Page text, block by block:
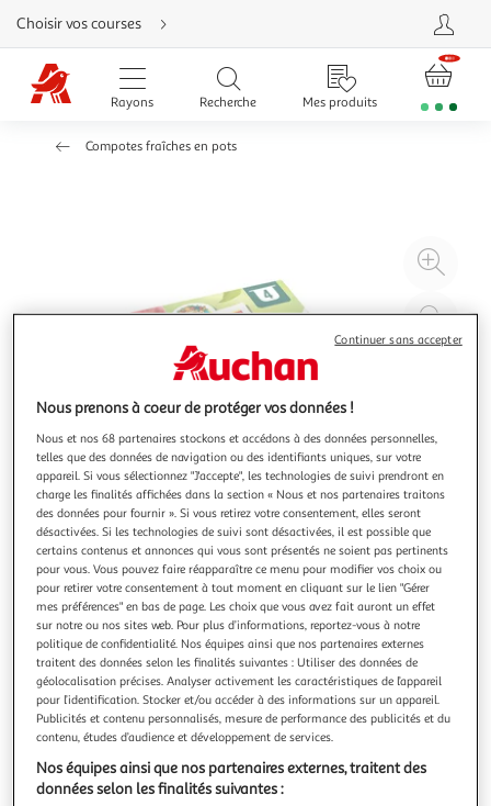
Aller
directement
au
contenu
Aller
directement
Aller
Choisir vos courses
Rayons Recherche Mes produits
Compotes fraîches en pots
à
4.8 (8)
ANDROS
Spécialité pomme avec morceaux
La meilleure chose qui puisse arriver à un fruit bien mûr ?
C'est d'être sélectionné par ANDROS. Découvrez le dessert
fruitier pomme en morceaux*: une recette aux morceaux
fondants de pomme pour encore plus de gourmandise.
(*sans conservateur, sans colorant conformément à la
réglementation). Andros,
En savoir +
Vous voulez connaître le prix de ce produit ?
Nous prenons à coeur de protéger vos données !
Nous et nos 68 partenaires stockons et accédons à des données personnelles,
telles que des données de navigation ou des identifiants uniques, sur votre
appareil. Si vous sélectionnez "J'accepte", les technologies de suivi prendront en
charge les finalités affichées dans la section « Nous et nos partenaires traitons
des données pour fournir ». Si vous retirez votre consentement, elles seront
désactivées. Si les technologies de suivi sont désactivées, il est possible que
certains contenus et annonces qui vous sont présentés ne soient pas pertinents
pour vous. Vous pouvez faire réapparaître ce menu pour modifier vos choix ou
pour retirer votre consentement à tout moment en cliquant sur le lien "Gérer
mes préférences" en bas de page. Les choix que vous avez fait auront un effet
sur notre ou nos sites web. Pour plus d’informations, reportez-vous à notre
politique de confidentialité. Nos équipes ainsi que nos partenaires externes
traitent des données selon les finalités suivantes : Utiliser des données de
géolocalisation précises. Analyser activement les caractéristiques de l’appareil
pour l’identification. Stocker et/ou accéder à des informations sur un appareil.
Publicités et contenu personnalisés, mesure de performance des publicités et du
contenu, études d’audience et développement de services.
Nos équipes ainsi que nos partenaires externes, traitent des
données selon les finalités suivantes :
Continuer sans accepter